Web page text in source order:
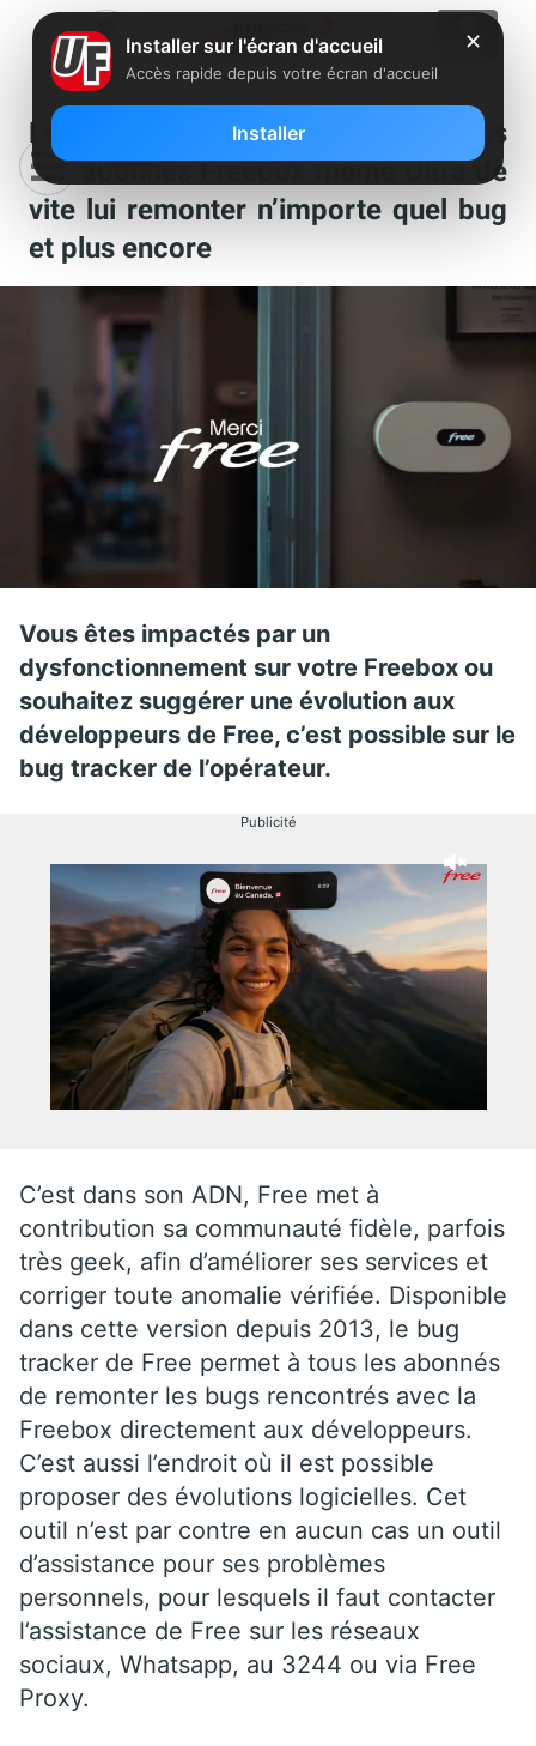
Le saviez-vous : Free permet à tous
ses abonnés Freebox même Ultra de
vite lui remonter n’importe quel bug
et plus encore
Vous êtes impactés par un
dysfonctionnement sur votre Freebox ou
souhaitez suggérer une évolution aux
développeurs de Free, c’est possible sur le
bug tracker de l’opérateur.
Publicité
C’est dans son ADN, Free met à
contribution sa communauté fidèle, parfois
très geek, afin d’améliorer ses services et
corriger toute anomalie vérifiée. Disponible
dans cette version depuis 2013, le bug
tracker de Free permet à tous les abonnés
de remonter les bugs rencontrés avec la
Freebox directement aux développeurs.
C’est aussi l’endroit où il est possible
proposer des évolutions logicielles. Cet
outil n’est par contre en aucun cas un outil
d’assistance pour ses problèmes
personnels, pour lesquels il faut contacter
l’assistance de Free sur les réseaux
sociaux, Whatsapp, au 3244 ou via Free
Proxy.
✕
Installer sur l'écran d'accueil
Accès rapide depuis votre écran d'accueil
Installer